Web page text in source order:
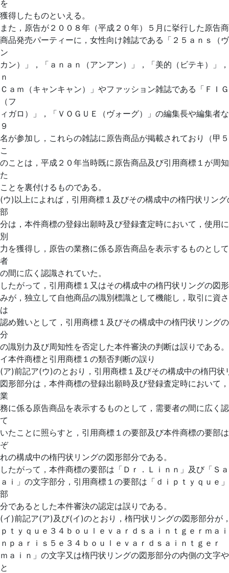
を
獲得したものといえる。
また，原告が２００８年（平成２０年）５月に挙行した原告
商品発売パーティーに，女性向け雑誌である「２５ａｎｓ（
ン
カン）」，「ａｎａｎ（アンアン）」，「美的（ビテキ）」
ｎ
Ｃａｍ（キャンキャン）」やファッション雑誌である「ＦＩ
（フ
ィガロ）」，「ＶＯＧＵＥ（ヴォーグ）」の編集長や編集者
９
名が参加し，これらの雑誌に原告商品が掲載されており（甲
こ
のことは，平成２０年当時既に原告商品及び引用商標１が周
た
ことを裏付けるものである。
(ウ)以上によれば，引用商標１及びその構成中の楕円状リン
部
分は，本件商標の登録出願時及び登録査定時において，使用
別
力を獲得し，原告の業務に係る原告商品を表示するものとし
者
の間に広く認識されていた。
したがって，引用商標１又はその構成中の楕円状リングの図
みが，独立して自他商品の識別標識として機能し，取引に資
は
認め難いとして，引用商標１及びその構成中の楕円状リング
分
の識別力及び周知性を否定した本件審決の判断は誤りである。
イ本件商標と引用商標１の類否判断の誤り
(ア)前記ア(ウ)のとおり，引用商標１及びその構成中の楕円状
図形部分は，本件商標の登録出願時及び登録査定時において
業
務に係る原告商品を表示するものとして，需要者の間に広く
て
いたことに照らすと，引用商標１の要部及び本件商標の要部
ぞ
れの構成中の楕円状リングの図形部分である。
したがって，本件商標の要部は「Ｄｒ．Ｌｉｎｎ」及び「Ｓ
ａｉ」の文字部分，引用商標１の要部は「ｄｉｐｔｙｑｕｅ
部
分であるとした本件審決の認定は誤りである。
(イ)前記ア(ア)及び(イ)のとおり，楕円状リングの図形部分が
ｐｔｙｑｕｅ３４ｂｏｕｌｅｖａｒｄｓａｉｎｔｇｅｒｍａｉ
ｎｐａｒｉｓ５ｅ３４ｂｏｕｌｅｖａｒｄｓａｉｎｔｇｅｒ
ｍａｉｎ」の文字又は楕円状リングの図形部分の内側の文字
と